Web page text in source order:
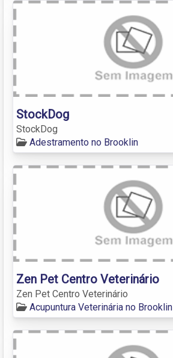
StockDog
StockDog
Adestramento no Brooklin
Zen Pet Centro Veterinário
Zen Pet Centro Veterinário
Acupuntura Veterinária no Brooklin